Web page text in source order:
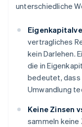
unterschiedliche
vertragliches
kein Darlehen.
die in
bedeutet, dass
Umwandlung
Keine Zinsen
sammeln keine